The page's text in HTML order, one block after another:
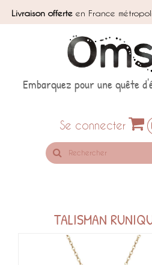
Livraison offerteen France
Embarquez pour une quête
Se connecter
TALISMAN